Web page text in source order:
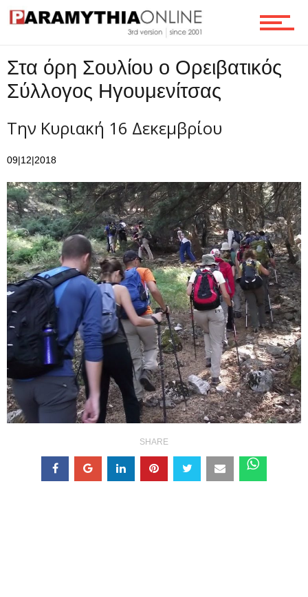
Οικονομία
Τεχνολογία
Επικοινωνία
Στα όρη Σουλίου ο Ορειβατικός
Σύλλογος Ηγουμενίτσας
Την Κυριακή 16 Δεκεμβρίου
09|12|2018
SHARE